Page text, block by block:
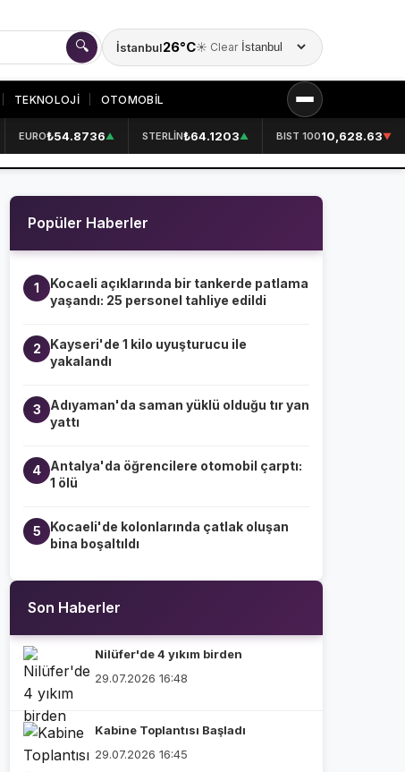
🔍 İstanbul26°C☀️ Clear
Şehir seçin
TEKNOLOJİ OTOMOBİL
KURUMSAL
EURO₺54.8736▲ STERLİN₺64.1203▲ BIST 10010,628.63▼
Popüler Haberler
1
Kocaeli açıklarında bir tankerde patlama
yaşandı: 25 personel tahliye edildi
2
Kayseri'de 1 kilo uyuşturucu ile
yakalandı
3
Adıyaman'da saman yüklü olduğu tır yan
yattı
4
Antalya'da öğrencilere otomobil çarptı:
1 ölü
5
Kocaeli'de kolonlarında çatlak oluşan
bina boşaltıldı
Son Haberler
Nilüfer'de 4 yıkım birden
29.07.2026 16:48
Kabine Toplantısı Başladı
29.07.2026 16:45